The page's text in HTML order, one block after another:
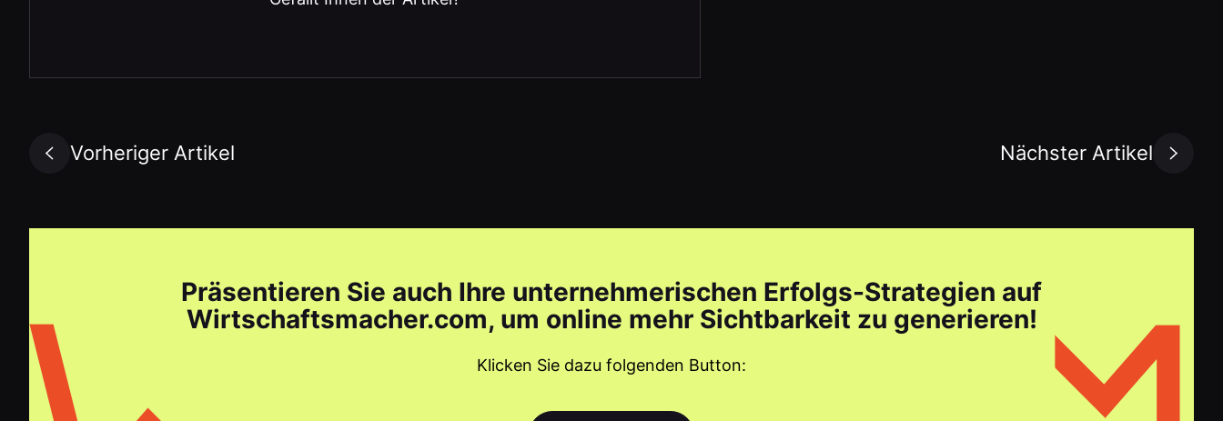
Vorheriger Artikel Nächster Artikel
Präsentieren Sie auch Ihre unternehmerischen Erfolgs-Strategien auf
Wirtschaftsmacher.com, um online mehr Sichtbarkeit zu generieren!
Klicken Sie dazu folgenden Button: